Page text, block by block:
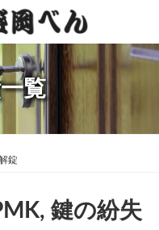
覧
錠
鍵の紛失